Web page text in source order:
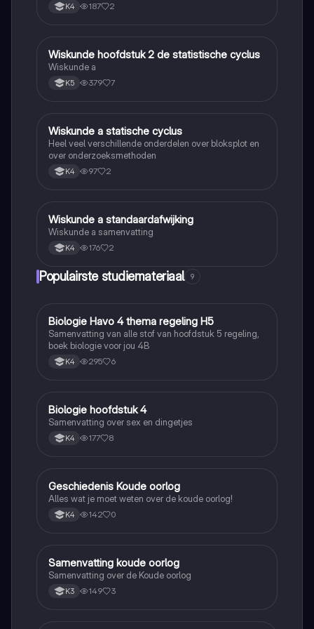
K4 187 2
Wiskunde A
Wiskunde hoofdstuk 2 de statistische cyclus
Wiskunde a
K5 379 7
Wiskunde A
Wiskunde a statische cyclus
Heel veel verschillende onderdelen over bloksplot en
over onderzoeksmethoden
K4 97 2
Wiskunde A
Wiskunde a standaardafwijking
Wiskunde a samenvatting
K4 176 2
Populairste studiemateriaal 9
Biologie
Biologie Havo 4 thema regeling H5
Samenvatting van alle stof van hoofdstuk 5 regeling,
boek biologie voor jou 4B
K4 295 6
Biologie
Biologie hoofdstuk 4
Samenvatting over sex en dingetjes
K4 177 8
Geschiedenis
Geschiedenis Koude oorlog
Alles wat je moet weten over de koude oorlog!
K4 142 0
Geschiedenis
Samenvatting koude oorlog
Samenvatting over de Koude oorlog
K3 149 3